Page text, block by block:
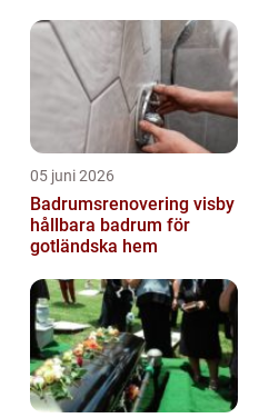
05 juni 2026
Badrumsrenovering visby
hållbara badrum för
gotländska hem